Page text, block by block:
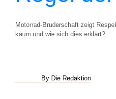
Motorrad-Bruderschaft zeigt
kaum und wie sich dies erklärt?
By Die Redaktion